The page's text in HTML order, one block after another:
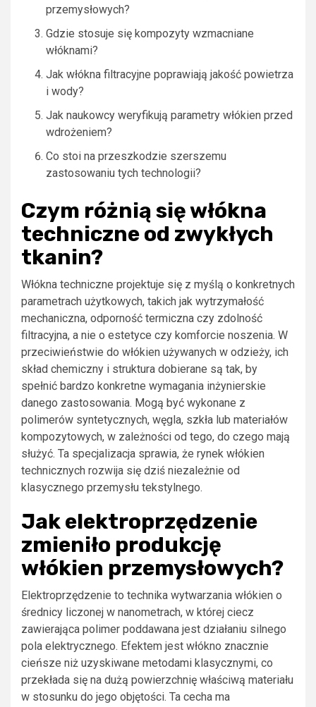
przemysłowych?
Gdzie stosuje się kompozyty wzmacniane
włóknami?
Jak włókna filtracyjne poprawiają jakość powietrza
i wody?
Jak naukowcy weryfikują parametry włókien przed
wdrożeniem?
Co stoi na przeszkodzie szerszemu
zastosowaniu tych technologii?
Czym różnią się włókna
techniczne od zwykłych
tkanin?
Włókna techniczne projektuje się z myślą o konkretnych
parametrach użytkowych, takich jak wytrzymałość
mechaniczna, odporność termiczna czy zdolność
filtracyjna, a nie o estetyce czy komforcie noszenia. W
przeciwieństwie do włókien używanych w odzieży, ich
skład chemiczny i struktura dobierane są tak, by
spełnić bardzo konkretne wymagania inżynierskie
danego zastosowania. Mogą być wykonane z
polimerów syntetycznych, węgla, szkła lub materiałów
kompozytowych, w zależności od tego, do czego mają
służyć. Ta specjalizacja sprawia, że rynek włókien
technicznych rozwija się dziś niezależnie od
klasycznego przemysłu tekstylnego.
Jak elektroprzędzenie
zmieniło produkcję
włókien przemysłowych?
Elektroprzędzenie to technika wytwarzania włókien o
średnicy liczonej w nanometrach, w której ciecz
zawierająca polimer poddawana jest działaniu silnego
pola elektrycznego. Efektem jest włókno znacznie
cieńsze niż uzyskiwane metodami klasycznymi, co
przekłada się na dużą powierzchnię właściwą materiału
w stosunku do jego objętości. Ta cecha ma